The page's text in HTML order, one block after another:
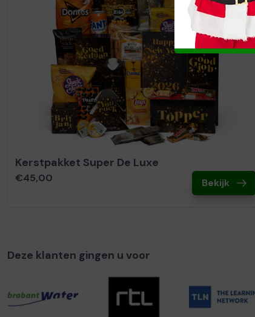
Kerstpakket Super De Luxe
€45,00 Bekijk
Deze klanten gingen u voor